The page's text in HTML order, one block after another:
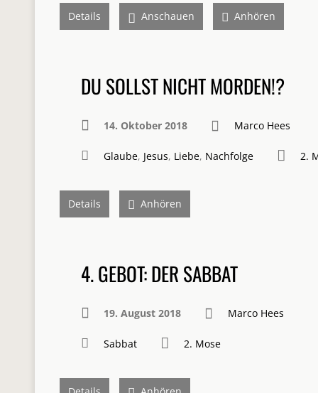
Details Anschauen Anhören
DU SOLLST NICHT MORDEN!?
14. Oktober 2018 Marco Hees
Glaube, Jesus, Liebe, Nachfolge 2.
Details Anhören
4. GEBOT: DER SABBAT
19. August 2018 Marco Hees
Sabbat 2. Mose